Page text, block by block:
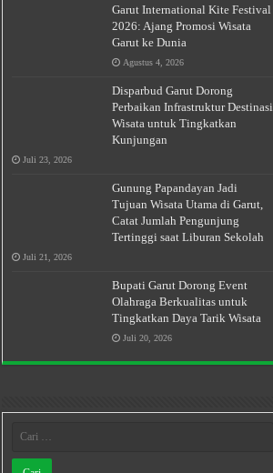
Garut International Kite Festival
2026: Ajang Promosi Wisata
Garut ke Dunia
Agustus 4, 2026
Disparbud Garut Dorong
Perbaikan Infrastruktur Destinasi
Wisata untuk Tingkatkan
Kunjungan
Juli 23, 2026
Gunung Papandayan Jadi
Tujuan Wisata Utama di Garut,
Catat Jumlah Pengunjung
Tertinggi saat Liburan Sekolah
Juli 21, 2026
Bupati Garut Dorong Event
Olahraga Berkualitas untuk
Tingkatkan Daya Tarik Wisata
Juli 20, 2026